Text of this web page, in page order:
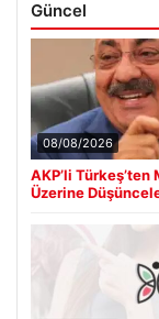
Güncel
08/08/2026
AKP’li
Üzerine